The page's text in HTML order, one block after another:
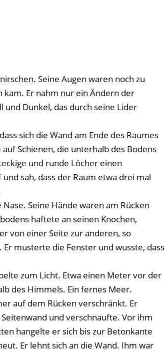
Seine Augen waren noch zu
kam. Er nahm nur ein Ändern der
und Dunkel, das durch seine Lider
sich die Wand am Ende des Raumes
Schienen, die unterhalb des Bodens
und runde Löcher einen
sah, dass der Raum etwa drei mal
Seine Hände waren am Rücken
haftete an seinen Knochen,
von einer Seite zur anderen, so
musterte die Fenster und wusste, dass
zum Licht. Etwa einen Meter vor der
des Himmels. Ein fernes Meer.
auf dem Rücken verschränkt. Er
und verschnaufte. Vor ihm
hangelte er sich bis zur Betonkante
Er lehnt sich an die Wand. Ihm war